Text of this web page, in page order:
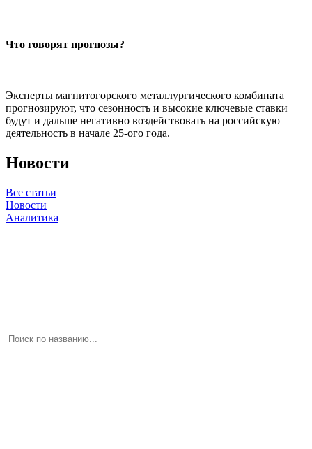
Что говорят прогнозы?
Эксперты магнитогорского металлургического комбината
прогнозируют, что сезонность и высокие ключевые ставки
будут и дальше негативно воздействовать на российскую
деятельность в начале 25-ого года.
Новости
Все статьи
Новости
Аналитика